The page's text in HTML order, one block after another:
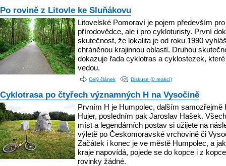
Po rovině z Litovle ke Sluňákovu
Litovelské Pomoraví je pojem především pro
přírodovědce, ale i pro cykloturisty. První
skutečnost, že lokalita je od roku 1990
chráněnou krajinnou oblastí. Druhou
dokazuje řada cyklotras a cyklostezek,
vedou.
Celý článek Diskuse (0 reakcí)
Cyklotrasa po čtyřech významných H na Vysočině
Prvním H je Humpolec, dalším samozřejmě
Hujer, posledním pak Jaroslav Hašek.
míst a legendárních postav si užijete na
výletě po Českomoravské vrchovině či
Začátek i konec je ve městě Humpolec, a
kraje napovídá, pojede se do kopce i z
rovinky žádné.